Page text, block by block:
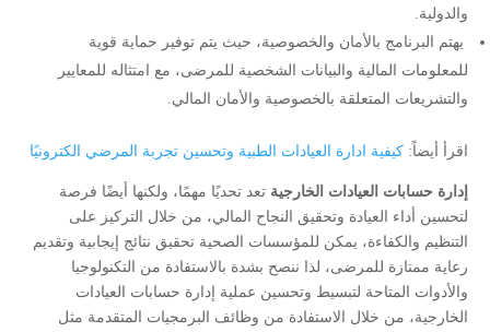
والدولية.
يهتم البرنامج بالأمان والخصوصية، حيث يتم توفير حماية قوية
للمعلومات المالية والبيانات الشخصية للمرضى، مع امتثاله للمعايير
والتشريعات المتعلقة بالخصوصية والأمان المالي.
اقرأ أيضاً: كيفية ادارة العيادات الطبية وتحسين تجربة المرضي الكترونيًا
إدارة حسابات العيادات الخارجية تعد تحديًا مهمًا، ولكنها أيضًا فرصة
لتحسين أداء العيادة وتحقيق النجاح المالي، من خلال التركيز على
التنظيم والكفاءة، يمكن للمؤسسات الصحية تحقيق نتائج إيجابية وتقديم
رعاية ممتازة للمرضى، لذا ننصح بشدة بالاستفادة من التكنولوجيا
والأدوات المتاحة لتبسيط وتحسين عملية إدارة حسابات العيادات
الخارجية، من خلال الاستفادة من وظائف البرمجيات المتقدمة مثل